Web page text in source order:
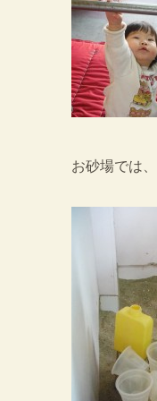
お砂場では